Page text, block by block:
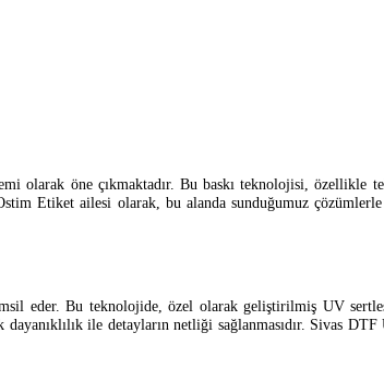
olarak öne çıkmaktadır. Bu baskı teknolojisi, özellikle
Etiket ailesi olarak, bu alanda sunduğumuz
eder. Bu teknolojide, özel olarak geliştirilmiş UV
ile detayların netliği sağlanmasıdır. Sivas